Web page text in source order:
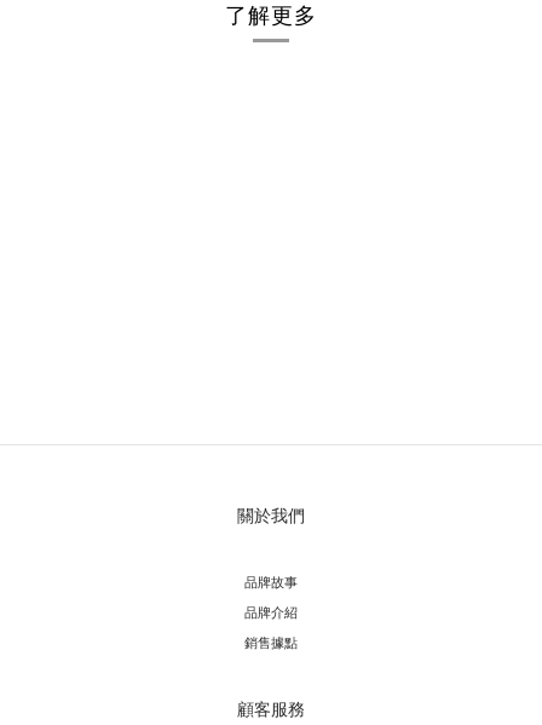
了解更多
關於我們
品牌故事
品牌介紹
銷售據點
顧客服務